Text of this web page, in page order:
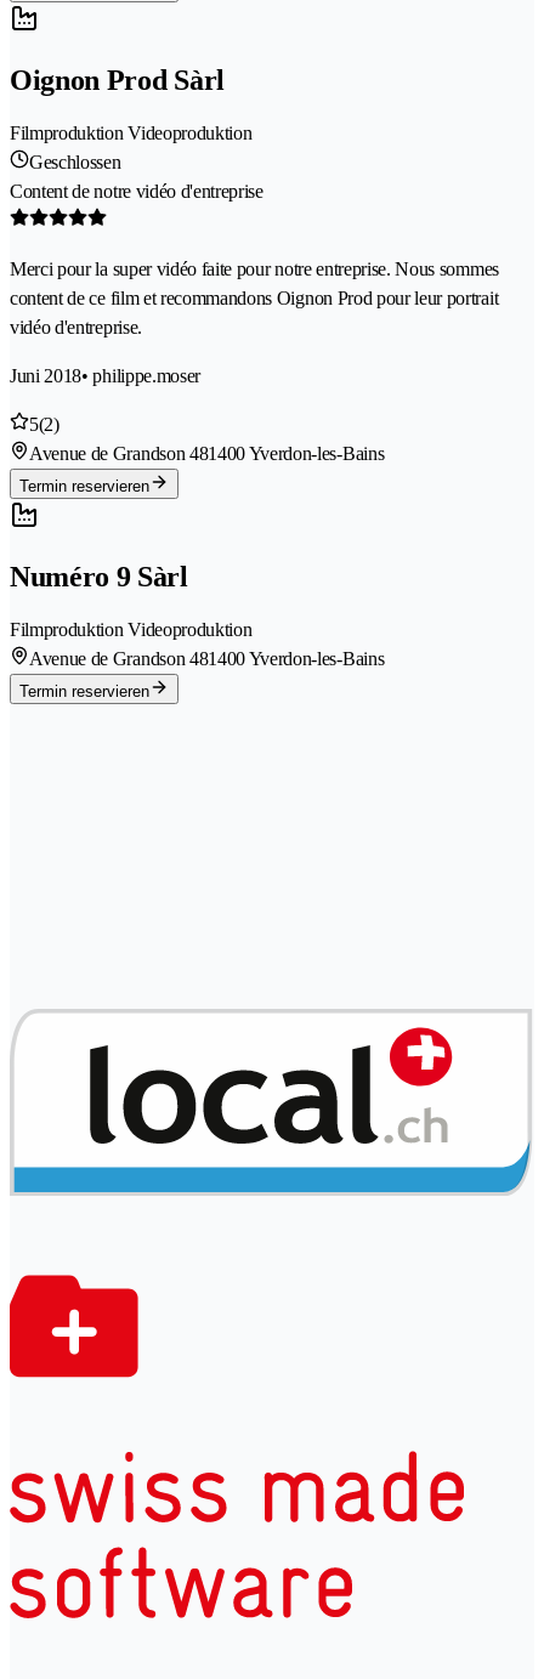
Oignon Prod Sàrl
Filmproduktion Videoproduktion
Geschlossen
Content de notre vidéo d'entreprise
Merci pour la super vidéo faite pour notre entreprise. Nous sommes
content de ce film et recommandons Oignon Prod pour leur portrait
vidéo d'entreprise.
Juni 2018• philippe.moser
5(2)
Avenue de Grandson 481400 Yverdon-les-Bains
Termin reservieren
Numéro 9 Sàrl
Filmproduktion Videoproduktion
Avenue de Grandson 481400 Yverdon-les-Bains
Termin reservieren